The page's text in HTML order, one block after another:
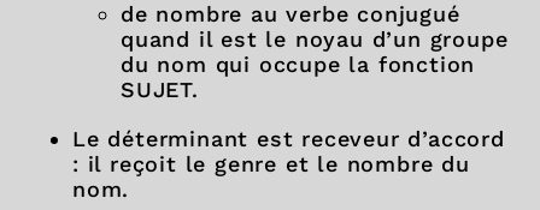
de nombre au verbe conjugué
quand il est le noyau d’un groupe
du nom qui occupe la fonction
SUJET.
Le déterminant est receveur d’accord
: il reçoit le genre et le nombre du
nom.